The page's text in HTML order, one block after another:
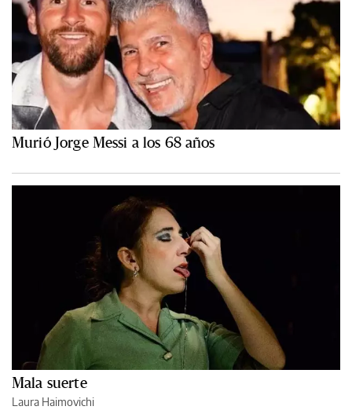
Murió Jorge Messi a los 68 años
Mala suerte
Laura Haimovichi